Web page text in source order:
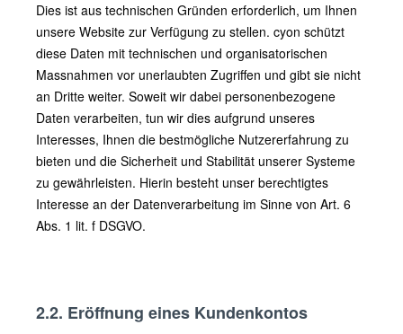
Dies ist aus technischen Gründen erforderlich, um Ihnen
unsere Website zur Verfügung zu stellen. cyon schützt
diese Daten mit technischen und organisatorischen
Massnahmen vor unerlaubten Zugriffen und gibt sie nicht
an Dritte weiter. Soweit wir dabei personenbezogene
Daten verarbeiten, tun wir dies aufgrund unseres
Interesses, Ihnen die bestmögliche Nutzererfahrung zu
bieten und die Sicherheit und Stabilität unserer Systeme
zu gewährleisten. Hierin besteht unser berechtigtes
Interesse an der Datenverarbeitung im Sinne von Art. 6
Abs. 1 lit. f DSGVO.
2.2. Eröffnung eines Kundenkontos